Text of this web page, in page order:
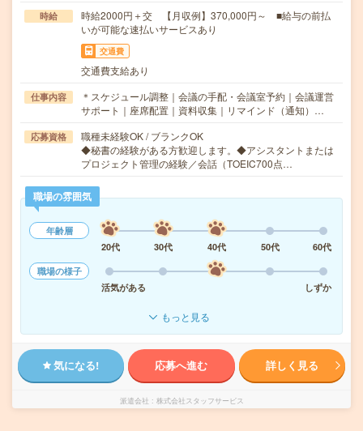
時給
時給2000円＋交 【月収例】370,000円～ ■給与の前払
いが可能な速払いサービスあり
交通費
交通費支給あり
仕事内容
＊スケジュール調整｜会議の手配・会議室予約｜会議運営
サポート｜座席配置｜資料収集｜リマインド（通知）…
応募資格
職種未経験OK / ブランクOK
◆秘書の経験がある方歓迎します。◆アシスタントまたは
プロジェクト管理の経験／会話（TOEIC700点…
職場の雰囲気
年齢層
20代
30代 40代 50代
60代
職場の様子
活気がある
しずか
もっと見る
気になる! 応募へ進む 詳しく見る
派遣会社 株式会社スタッフサービス